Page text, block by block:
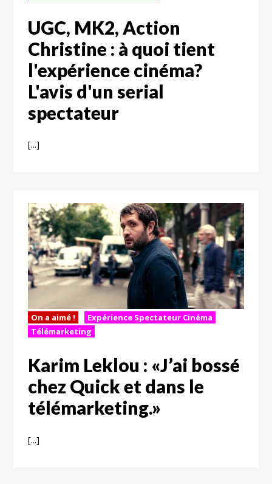
UGC, MK2, Action
Christine : à quoi tient
l'expérience cinéma?
L'avis d'un serial
spectateur
[...]
On a aimé !
Expérience Spectateur Cinéma
Télémarketing
Karim Leklou : «J’ai bossé
chez Quick et dans le
télémarketing.»
[...]